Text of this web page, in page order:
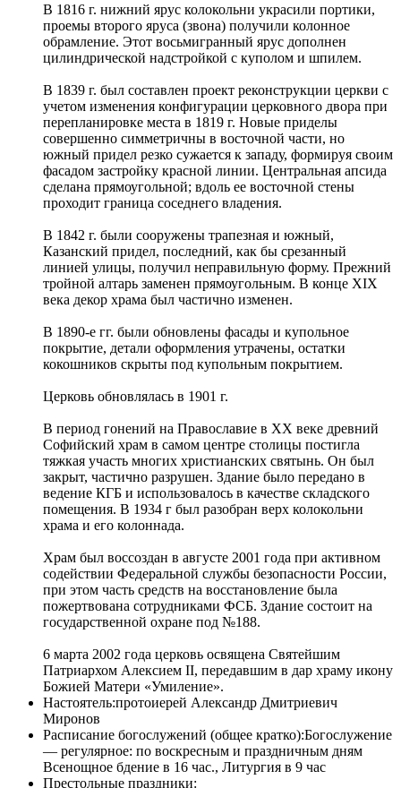
В 1816 г. нижний ярус колокольни украсили портики,
проемы второго яруса (звона) получили колонное
обрамление. Этот восьмигранный ярус дополнен
цилиндрической надстройкой с куполом и шпилем.
В 1839 г. был составлен проект реконструкции церкви с
учетом изменения конфигурации церковного двора при
перепланировке места в 1819 г. Новые приделы
совершенно симметричны в восточной части, но
южный придел резко сужается к западу, формируя своим
фасадом застройку красной линии. Центральная апсида
сделана прямоугольной; вдоль ее восточной стены
проходит граница соседнего владения.
В 1842 г. были сооружены трапезная и южный,
Казанский придел, последний, как бы срезанный
линией улицы, получил неправильную форму. Прежний
тройной алтарь заменен прямоугольным. В конце XIX
века декор храма был частично изменен.
В 1890-е гг. были обновлены фасады и купольное
покрытие, детали оформления утрачены, остатки
кокошников скрыты под купольным покрытием.
Церковь обновлялась в 1901 г.
В период гонений на Православие в ХХ веке древний
Софийский храм в самом центре столицы постигла
тяжкая участь многих христианских святынь. Он был
закрыт, частично разрушен. Здание было передано в
ведение КГБ и использовалось в качестве складского
помещения. В 1934 г был разобран верх колокольни
храма и его колоннада.
Храм был воссоздан в августе 2001 года при активном
содействии Федеральной службы безопасности России,
при этом часть средств на восстановление была
пожертвована сотрудниками ФСБ. Здание состоит на
государственной охране под №188.
6 марта 2002 года церковь освящена Святейшим
Патриархом Алексием II, передавшим в дар храму икону
Божией Матери «Умиление».
Настоятель:протоиерей Александр Дмитриевич
Миронов
Расписание богослужений (общее кратко):Богослужение
— регулярное: по воскресным и праздничным дням
Всенощное бдение в 16 час., Литургия в 9 час
Престольные праздники: